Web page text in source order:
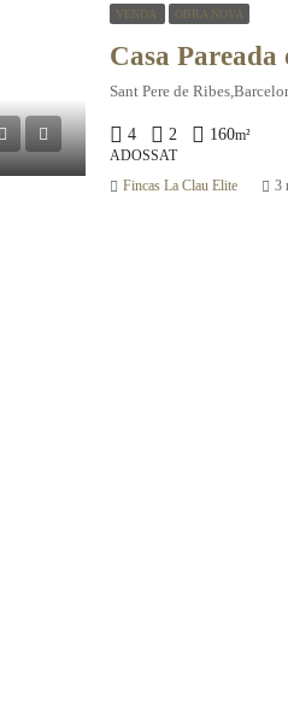
VENDA OBRA NOVA
Sant Pere de
4 2 160m²
ADOSSAT
Fincas La Clau Elite 3